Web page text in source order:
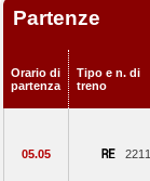
Partenze
Orario di
partenza
Tipo e n. di
treno
05.05 2211